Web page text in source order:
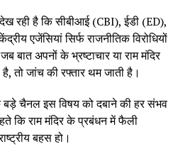
रही है कि सीबीआई (CBI), ईडी (ED),
एजेंसियां सिर्फ राजनीतिक विरोधियों
बात अपनों के भ्रष्टाचार या राम मंदिर
तो जांच की रफ्तार थम जाती है।
बड़े चैनल इस विषय को दबाने की हर संभव
कि राम मंदिर के प्रबंधन में फैली
बहस हो।